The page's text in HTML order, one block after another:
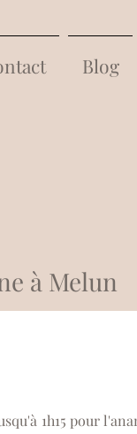
Blog
1h15 pour
à Melun